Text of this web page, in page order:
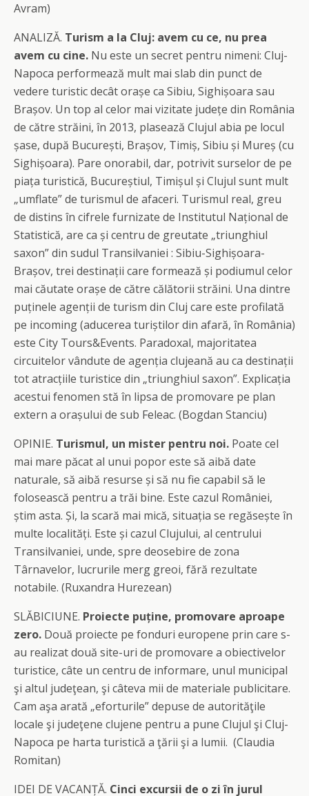
Avram)
ANALIZĂ. Turism a la Cluj: avem cu ce, nu prea
avem cu cine. Nu este un secret pentru nimeni: Cluj-
Napoca performează mult mai slab din punct de
vedere turistic decât orașe ca Sibiu, Sighișoara sau
Brașov. Un top al celor mai vizitate județe din România
de către străini, în 2013, plasează Clujul abia pe locul
șase, după București, Brașov, Timiș, Sibiu și Mureș (cu
Sighișoara). Pare onorabil, dar, potrivit surselor de pe
piața turistică, Bucureștiul, Timișul și Clujul sunt mult
„umflate” de turismul de afaceri. Turismul real, greu
de distins în cifrele furnizate de Institutul Național de
Statistică, are ca și centru de greutate „triunghiul
saxon” din sudul Transilvaniei : Sibiu-Sighișoara-
Brașov, trei destinații care formează și podiumul celor
mai căutate orașe de către călătorii străini. Una dintre
puținele agenții de turism din Cluj care este profilată
pe incoming (aducerea turiștilor din afară, în România)
este City Tours&Events. Paradoxal, majoritatea
circuitelor vândute de agenția clujeană au ca destinații
tot atracțiile turistice din „triunghiul saxon”. Explicația
acestui fenomen stă în lipsa de promovare pe plan
extern a orașului de sub Feleac. (Bogdan Stanciu)
OPINIE. Turismul, un mister pentru noi. Poate cel
mai mare păcat al unui popor este să aibă date
naturale, să aibă resurse și să nu fie capabil să le
folosească pentru a trăi bine. Este cazul României,
știm asta. Și, la scară mai mică, situația se regăsește în
multe localități. Este și cazul Clujului, al centrului
Transilvaniei, unde, spre deosebire de zona
Târnavelor, lucrurile merg greoi, fără rezultate
notabile. (Ruxandra Hurezean)
SLĂBICIUNE. Proiecte puține, promovare aproape
zero. Două proiecte pe fonduri europene prin care s-
au realizat două site-uri de promovare a obiectivelor
turistice, câte un centru de informare, unul municipal
şi altul judeţean, şi câteva mii de materiale publicitare.
Cam aşa arată „eforturile” depuse de autorităţile
locale şi judeţene clujene pentru a pune Clujul şi Cluj-
Napoca pe harta turistică a ţării şi a lumii. (Claudia
Romitan)
IDEI DE VACANȚĂ. Cinci excursii de o zi în jurul